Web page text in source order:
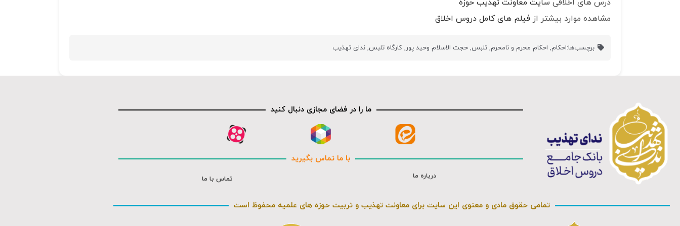
درس های اخلاقی سایت معاونت تهذیب حوزه
مشاهده موارد بیشتر از فیلم های کامل دروس اخلاق
برچسب‌ها:احکام, احکام محرم و نامحرم,تلبس,حجت الاسلام وحید پور,کارگاه تلبس,ندای تهذیب
ما را در فضای مجازی دنبال کنید
با ما تماس بگیرید
درباره ما تماس با ما
تمامی حقوق مادی و معنوی این سایت برای معاونت تهذیب و تربیت حوزه های علمیه محفوظ است